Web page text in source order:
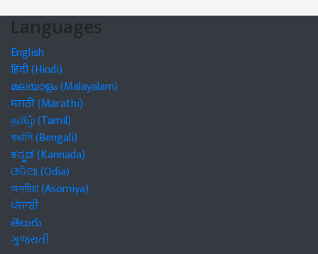
Languages
English
हिंदी (Hindi)
മലയാളം (Malayalam)
मराठी (Marathi)
தமிழ் (Tamil)
বাঙালি (Bengali)
ಕನ್ನಡ (Kannada)
ଓଡିଆ (Odia)
অসমীয়া (Asomiya)
ਪੰਜਾਬੀ
తెలుగు
ગુજરાતી